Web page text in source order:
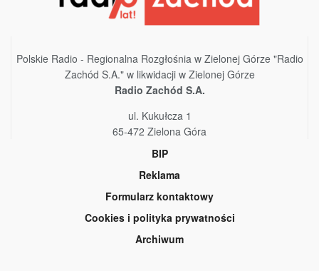
Polskie Radio - Regionalna Rozgłośnia w Zielonej Górze "Radio
Zachód S.A." w likwidacji w Zielonej Górze
Radio Zachód S.A.
ul. Kukułcza 1
65-472 Zielona Góra
BIP
Reklama
Formularz kontaktowy
Cookies i polityka prywatności
Archiwum